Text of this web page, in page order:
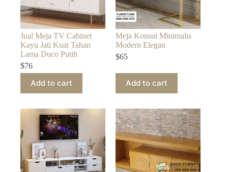
Jual Meja TV Cabinet
Kayu Jati Kuat Tahan
Lama Duco Putih
$76
Add to cart
Meja Konsul Minimalis
Modern Elegan
$65
Add to cart